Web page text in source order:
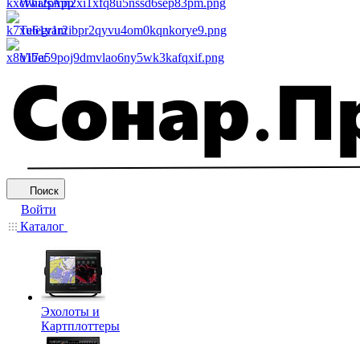
WhatsApp
Telegram
Viber
Поиск
Войти
Каталог
Эхолоты и
Картплоттеры